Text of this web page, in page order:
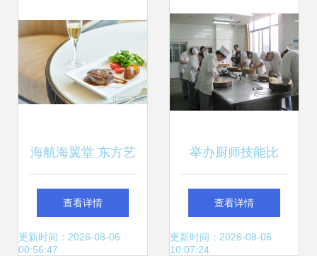
海航海翼堂 东方艺
术的现代表达，点
亮餐饮服务新境界
查看详情
更新时间：2026-08-06
00:56:47
举办厨师技能比
赛，提升餐饮服务
质量——创新培训
查看详情
更新时间：2026-08-06
10:07:24